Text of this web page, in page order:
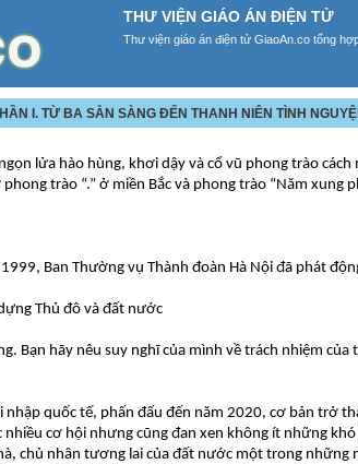
THƯ VIỆN GIÁO ÁN ĐIỆN TỬ
Thư viện giáo án điện tử GiaoAn.co tổng
I. TỪ BA SẴN SÀNG ĐẾN THANH NIÊN TÌNH
lửa hào hùng, khơi dậy và cổ vũ phong trào
trào “.” ở miền Bắc và phong trào “Năm xung
Ban Thường vụ Thành đoàn Hà Nội đã phát
Thủ đô và đất nước
Bạn hãy nêu suy nghĩ của mình về trách nhiệm
nhập quốc tế, phấn đấu đến năm 2020, cơ bản trở
cơ hội nhưng cũng đan xen không ít những
chủ nhân tương lai của đất nước một trong những